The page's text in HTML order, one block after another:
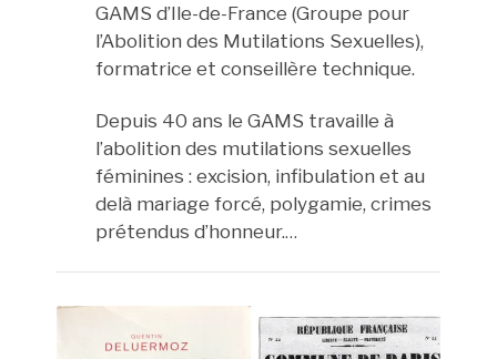
GAMS d’Ile-de-France (Groupe pour
l’Abolition des Mutilations Sexuelles),
formatrice et conseillère technique.
Depuis 40 ans le GAMS travaille à
l’abolition des mutilations sexuelles
féminines : excision, infibulation et au
delà mariage forcé, polygamie, crimes
prétendus d’honneur.…